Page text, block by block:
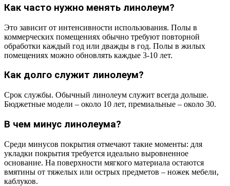
Как часто нужно менять линолеум?
Это зависит от интенсивности использования. Полы в
коммерческих помещениях обычно требуют повторной
обработки каждый год или дважды в год. Полы в жилых
помещениях можно обновлять каждые 3-10 лет.
Как долго служит линолеум?
Срок службы. Обычный линолеум служит всегда дольше.
Бюджетные модели – около 10 лет, премиальные – около 30.
В чем минус линолеума?
Среди минусов покрытия отмечают такие моменты: для
укладки покрытия требуется идеально выровненное
основание. На поверхности мягкого материала остаются
вмятины от тяжелых или острых предметов – ножек мебели,
каблуков.